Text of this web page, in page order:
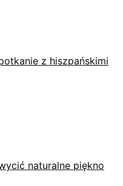
z hiszpańskimi
naturalne piękno